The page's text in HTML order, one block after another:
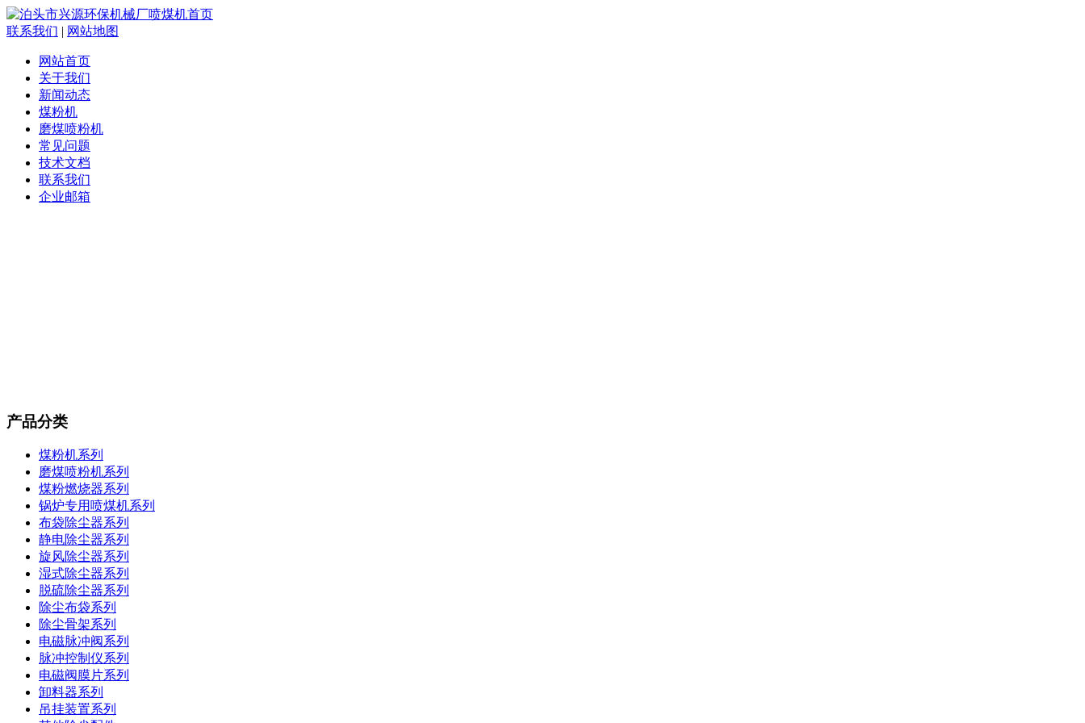
联系我们 | 网站地图
网站首页
关于我们
新闻动态
煤粉机
磨煤喷粉机
常见问题
技术文档
联系我们
企业邮箱
产品分类
煤粉机系列
磨煤喷粉机系列
煤粉燃烧器系列
锅炉专用喷煤机系列
布袋除尘器系列
静电除尘器系列
旋风除尘器系列
湿式除尘器系列
脱硫除尘器系列
除尘布袋系列
除尘骨架系列
电磁脉冲阀系列
脉冲控制仪系列
电磁阀膜片系列
卸料器系列
吊挂装置系列